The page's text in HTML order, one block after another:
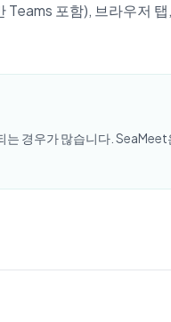
포함), 브라우저
경우가 많습니다.